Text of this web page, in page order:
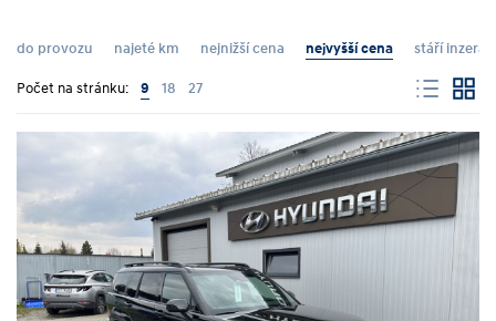
do provozu najeté km nejnižší cena nejvyšší cena stáří
Počet na stránku: 9 18 27